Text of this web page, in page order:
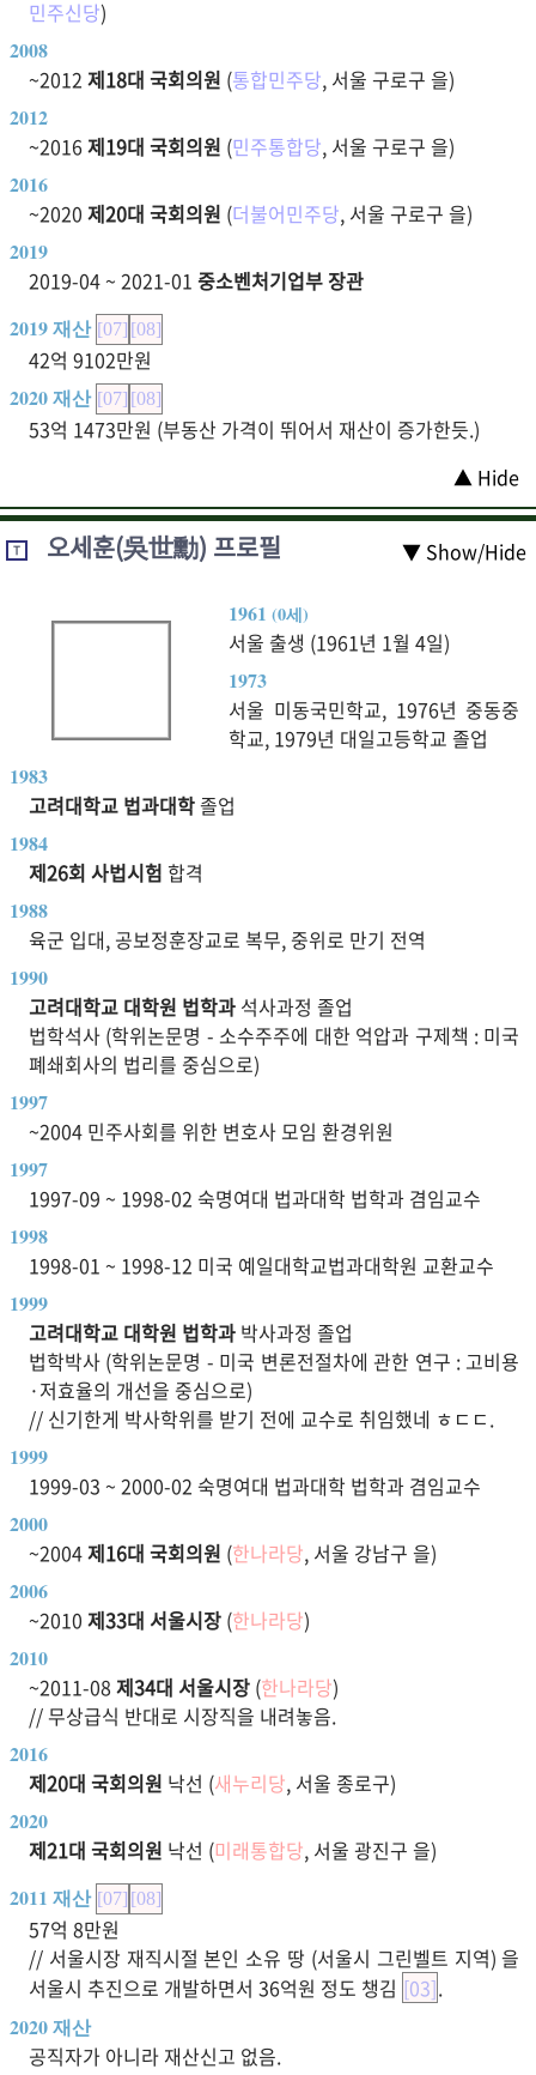
민주신당)
2008
~2012 제18대 국회의원 (통합민주당, 서울 구로구 을)
2012
~2016제19대 국회의원 (민주통합당, 서울 구로구 을)
2016
~2020 제20대 국회의원 (더불어민주당, 서울 구로구 을)
2019
2019-04 ~ 2021-01 중소벤처기업부 장관
2019 재산 [07] [08]
42억 9102만원
2020 재산 [07] [08]
53억 1473만원 (부동산 가격이 뛰어서 재산이 증가한듯.)
▲ Hide
T 오세훈(吳世勳) 프로필 ▼ Show/Hide
1961(0세)
서울 출생 (1961년 1월 4일)
1973
서울 미동국민학교, 1976년 중동중
학교, 1979년 대일고등학교 졸업
1983
고려대학교 법과대학졸업
1984
제26회 사법시험 합격
1988
육군 입대, 공보정훈장교로 복무, 중위로 만기 전역
1990
고려대학교 대학원 법학과 석사과정 졸업
법학석사 (학위논문명 - 소수주주에 대한 억압과 구제책 : 미국
폐쇄회사의 법리를 중심으로)
1997
~2004 민주사회를 위한 변호사 모임 환경위원
1997
1997-09 ~ 1998-02 숙명여대 법과대학 법학과 겸임교수
1998
1998-01 ~ 1998-12 미국 예일대학교법과대학원 교환교수
1999
고려대학교 대학원 법학과 박사과정 졸업
법학박사 (학위논문명 - 미국 변론전절차에 관한 연구 : 고비용
·저효율의 개선을 중심으로)
// 신기한게 박사학위를 받기 전에 교수로 취임했네 ㅎㄷㄷ.
1999
1999-03 ~ 2000-02 숙명여대 법과대학 법학과 겸임교수
2000
~2004제16대 국회의원 (한나라당, 서울 강남구 을)
2006
~2010 제33대 서울시장 (한나라당)
2010
~2011-08 제34대 서울시장 (한나라당)
// 무상급식 반대로 시장직을 내려놓음.
2016
제20대 국회의원 낙선 (새누리당, 서울 종로구)
2020
제21대 국회의원 낙선 (미래통합당, 서울 광진구 을)
2011 재산 [07] [08]
57억 8만원
// 서울시장 재직시절 본인 소유 땅 (서울시 그린벨트 지역) 을
서울시 추진으로 개발하면서 36억원 정도 챙김 [03].
2020 재산
공직자가 아니라 재산신고 없음.